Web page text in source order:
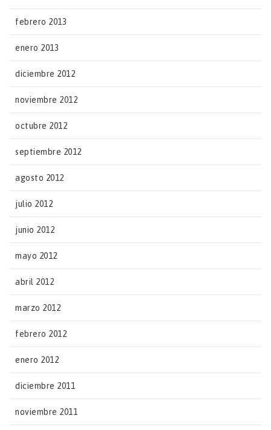
febrero 2013
enero 2013
diciembre 2012
noviembre 2012
octubre 2012
septiembre 2012
agosto 2012
julio 2012
junio 2012
mayo 2012
abril 2012
marzo 2012
febrero 2012
enero 2012
diciembre 2011
noviembre 2011